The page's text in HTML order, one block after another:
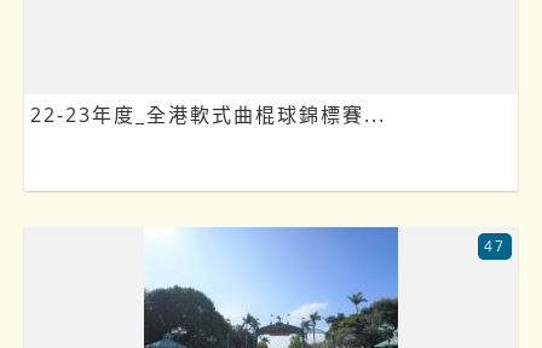
22-23年度_全港軟式曲棍球錦標賽...
47